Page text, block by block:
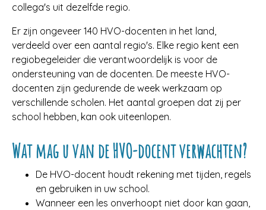
collega's uit dezelfde regio.
Er zijn ongeveer 140 HVO-docenten in het land,
verdeeld over een aantal regio's. Elke regio kent een
regiobegeleider die verantwoordelijk is voor de
ondersteuning van de docenten. De meeste HVO-
docenten zijn gedurende de week werkzaam op
verschillende scholen. Het aantal groepen dat zij per
school hebben, kan ook uiteenlopen.
Wat mag u van de HVO-docent verwachten?
De HVO-docent houdt rekening met tijden, regels
en gebruiken in uw school.
Wanneer een les onverhoopt niet door kan gaan,